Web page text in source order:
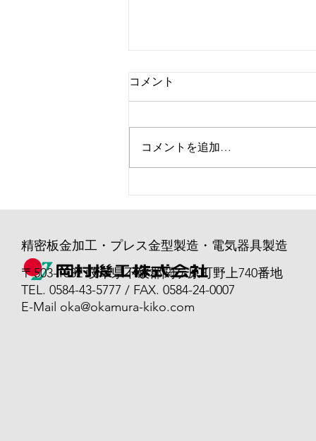
ISO教育がありました！
コメント
コメントを追加…
精密板金加工・プレス金型製造・電気器具製造
〒503-1532 岐阜県不破郡関ケ原町野上740番地
TEL. 0584-43-5777 / FAX. 0584-24-0007
E-Mail oka@okamura-kiko.com